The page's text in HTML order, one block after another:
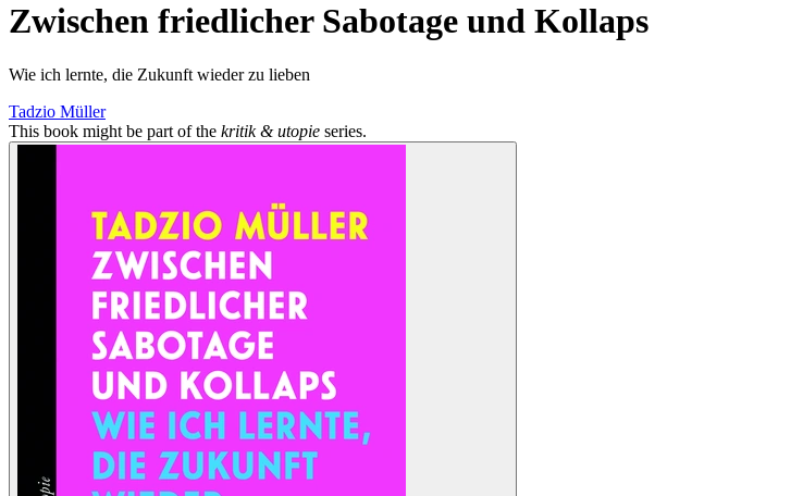
Zwischen friedlicher Sabotage und Kollaps
Wie ich lernte, die Zukunft wieder zu lieben
Tadzio Müller
This book might be part of the kritik & utopie series.